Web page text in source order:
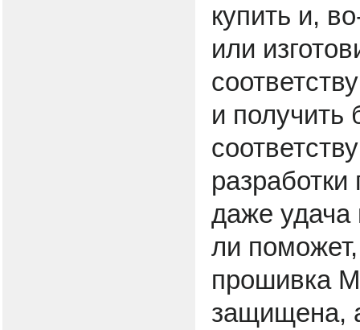
купить и,
или
и получить
даже удача
ли
прошивка
защищена,